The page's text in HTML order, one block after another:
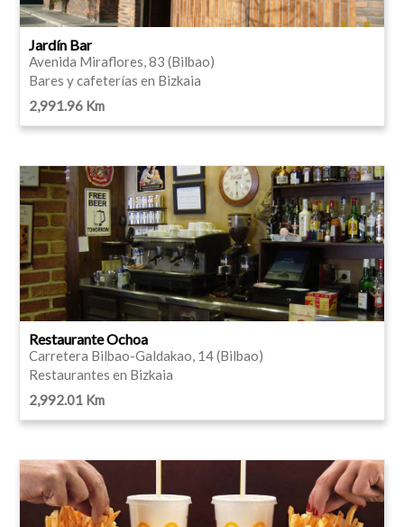
Jardín Bar
Avenida Miraflores, 83 (Bilbao)
Bares y cafeterías en Bizkaia
2,991.96 Km
Restaurante Ochoa
Carretera Bilbao-Galdakao, 14 (Bilbao)
Restaurantes en Bizkaia
2,992.01 Km